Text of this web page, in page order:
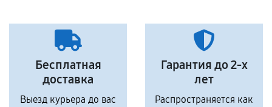
Бесплатная
доставка
Выезд курьера до вас
Гарантия до 2-х
лет
Распространяется как